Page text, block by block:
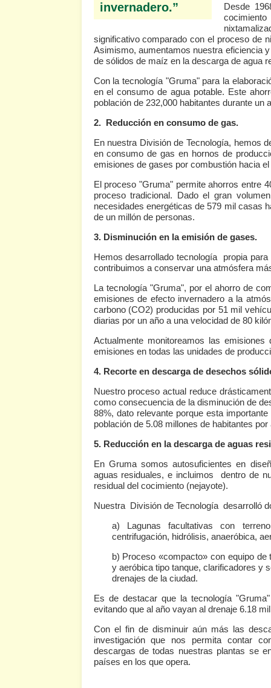
invernadero.”
Desde
significativo comparado con el proceso de
Asimismo, aumentamos nuestra eficiencia
de sólidos de maíz en la descarga de agua
Con la tecnología "Gruma" para la
en el consumo de agua potable. Este
población de 232,000 habitantes durante un
2. Reducción en consumo de gas.
En nuestra División de Tecnología, hemos
en consumo de gas en hornos de
emisiones de gases por combustión hacia
El proceso "Gruma" permite ahorros entre
proceso tradicional. Dado el gran
necesidades energéticas de 579 mil casas
de un millón de personas.
3. Disminución en la emisión de gases.
Hemos desarrollado tecnología propia
contribuimos a conservar una atmósfera
La tecnología "Gruma", por el ahorro de
emisiones de efecto invernadero a la
carbono (CO2) producidas por 51 mil
diarias por un año a una velocidad de 80
Actualmente monitoreamos las
emisiones en todas las unidades de
4. Recorte en descarga de desechos
Nuestro proceso actual reduce
como consecuencia de la disminución de
88%, dato relevante porque esta
población de 5.08 millones de habitantes
5. Reducción en la descarga de aguas
En Gruma somos autosuficientes en
aguas residuales, e incluimos dentro de
residual del cocimiento (nejayote).
Nuestra División de Tecnología desarrolló
a) Lagunas facultativas con
centrifugación, hidrólisis, anaeróbica,
b) Proceso «compacto» con equipo
y aeróbica tipo tanque, clarificadores y
drenajes de la ciudad.
Es de destacar que la tecnología
evitando que al año vayan al drenaje 6.18
Con el fin de disminuir aún más las
investigación que nos permita contar
descargas de todas nuestras plantas se
países en los que opera.